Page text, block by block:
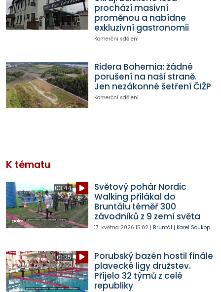
prochází masivní
proměnou a nabídne
exkluzivní gastronomii
Komerční sdělení
Ridera Bohemia: žádné
porušení na naší straně.
Jen nezákonné šetření ČIŽP
Komerční sdělení
K tématu
03:44
Světový pohár Nordic
Walking přilákal do
Bruntálu téměř 300
závodníků z 9 zemí světa
17. května 2026 15:02| Bruntál | Karel Soukop
01:25
Porubský bazén hostil finále
plavecké ligy družstev.
Přijelo 32 týmů z celé
republiky